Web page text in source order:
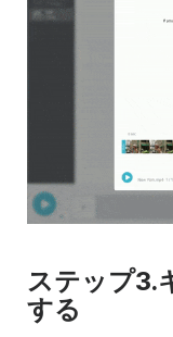
ステップ3.
する